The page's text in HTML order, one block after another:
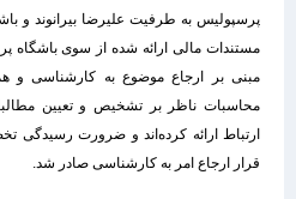
پرسپولیس به طرفیت علیرضا بیرانوند و
مستندات مالی ارائه شده از سوی باشگاه
مبنی بر ارجاع موضوع به کارشناسی و
محاسبات ناظر بر تشخیص و تعیین
ارتباط ارائه کرده‌اند و ضرورت رسیدگی
قرار ارجاع امر به کارشناسی صادر ­شد.